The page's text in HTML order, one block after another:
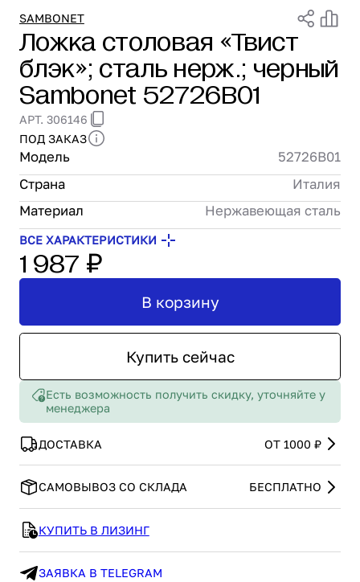
Проектирование
Сервис и монтаж
ПОКУПАТЕЛЯМ
Доставка и оплата
Гарантия и возврат
Лизинг
Акции
О нас
Бренды
Контакты
SAMBONET
Ложка столовая «Твист
блэк»; сталь нерж.; черный
Sambonet 52726B01
АРТ. 306146
ПОД ЗАКАЗ
Модель
52726B01
Страна
Италия
Материал
Нержавеющая сталь
ВСЕ ХАРАКТЕРИСТИКИ
1 987 ₽
Купить сейчас
В корзину
Есть возможность получить скидку, уточняйте у
менеджера
ДОСТАВКА ОТ 1000 ₽
САМОВЫВОЗ СО СКЛАДА БЕСПЛАТНО
КУПИТЬ В ЛИЗИНГ
ЗАЯВКА В TELEGRAM